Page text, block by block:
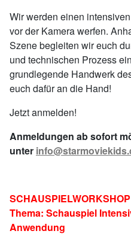
Wir werden einen
vor der Kamera werfen.
Szene begleiten wir euch
und technischen Prozess
grundlegende Handwerk
euch dafür an die Hand!
Jetzt anmelden!
Anmeldungen ab sofort
unter
Thema: Schauspiel
Anwendung